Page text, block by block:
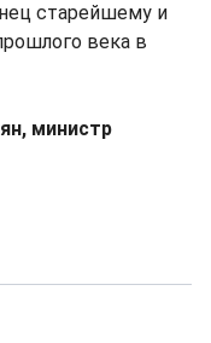
старейшему и
века в
министр